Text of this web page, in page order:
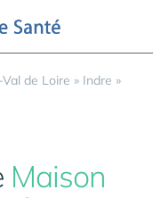
de Loire » Indre »
Maison